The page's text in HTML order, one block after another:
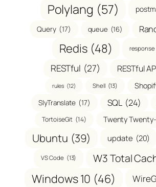
Polylang (57)
Query (17) queue (16)
Redis (48) response
RESTful (27) RESTful
rules (12) Shell (13)
SlyTranslate (17) SQL (24)
TortoiseGit (14) Twenty
Ubuntu (39) update (20)
VS Code (13) W3 Total
Windows 10 (46)